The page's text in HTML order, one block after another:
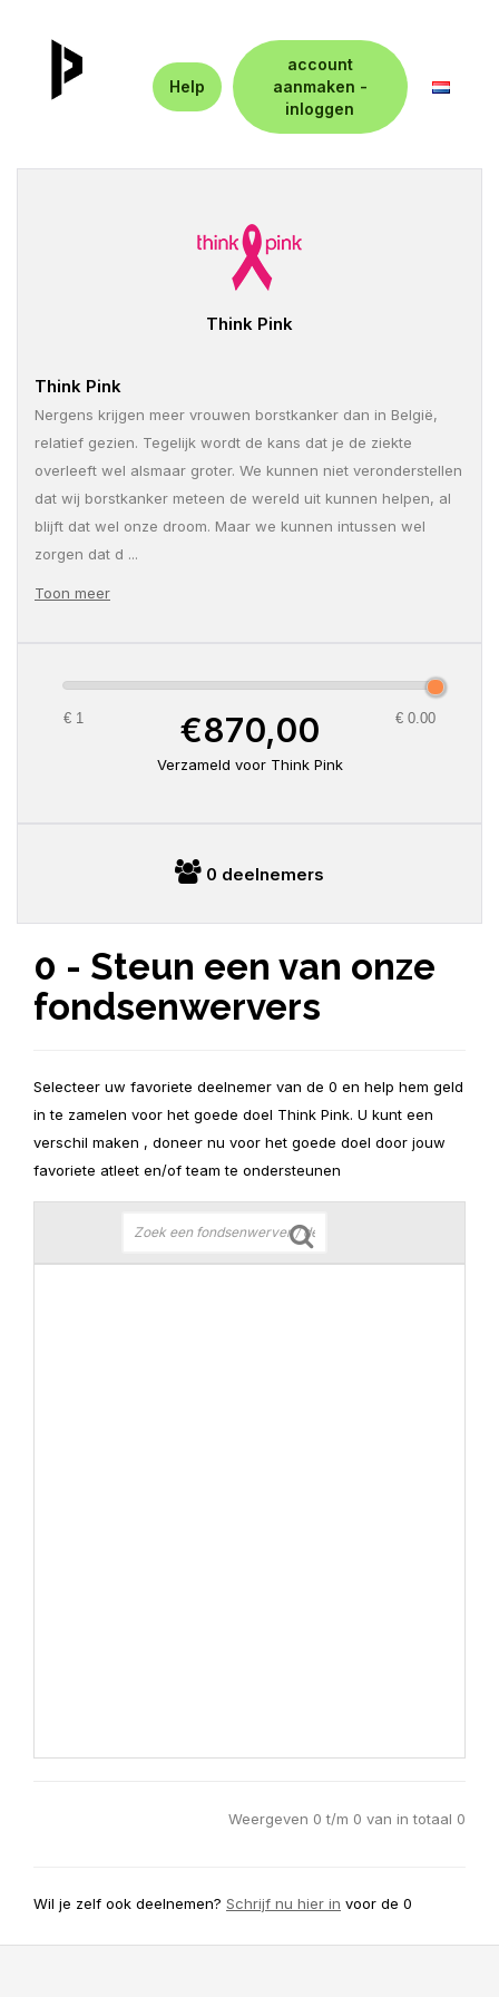
Help
account
aanmaken -
inloggen
0 - Steun een van onze
fondsenwervers
Selecteer uw favoriete deelnemer van de 0 en help hem geld
in te zamelen voor het goede doel Think Pink. U kunt een
verschil maken , doneer nu voor het goede doel door jouw
favoriete atleet en/of team te ondersteunen
Weergeven 0 t/m 0 van in totaal 0
Wil je zelf ook deelnemen? Schrijf nu hier in voor de 0
Think Pink
Think Pink
Nergens krijgen meer vrouwen borstkanker dan in België,
relatief gezien. Tegelijk wordt de kans dat je de ziekte
overleeft wel alsmaar groter. We kunnen niet veronderstellen
dat wij borstkanker meteen de wereld uit kunnen helpen, al
blijft dat wel onze droom. Maar we kunnen intussen wel
zorgen dat d ...
Toon meer
€ 1 € 0.00
€870,00
Verzameld voor Think Pink
0 deelnemers